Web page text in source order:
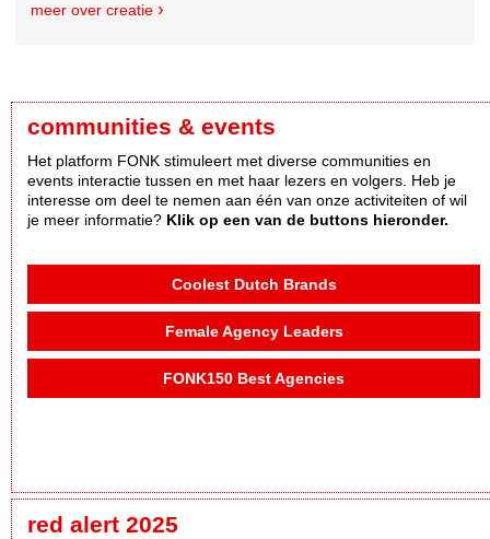
meer over creatie
communities & events
Het platform FONK stimuleert met diverse communities en
events interactie tussen en met haar lezers en volgers. Heb je
interesse om deel te nemen aan één van onze activiteiten of wil
je meer informatie? Klik op een van de buttons hieronder.
Coolest Dutch Brands
Female Agency Leaders
FONK150 Best Agencies
red alert 2025